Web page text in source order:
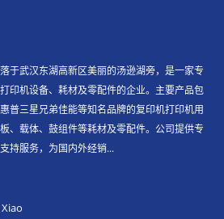
于武汉东湖高新区美丽的汤逊湖旁，是一家专
印机设备、耗材及零配件的企业。主要产品包
普三星兄弟佳能等知名品牌的复印机打印机用
、载体、鼓组件等耗材及零配件。公司提供专
持服务，为国内外经销...